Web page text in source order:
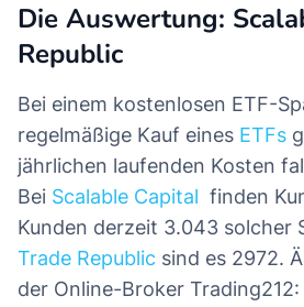
Die Auswertung:
Republic
Bei einem kostenlosen ETF-
regelmäßige Kauf eines ETFs
jährlichen laufenden Kosten
Bei Scalable Capital finden
Kunden derzeit 3.043 solcher
Trade Republic sind es 2972.
der Online-Broker